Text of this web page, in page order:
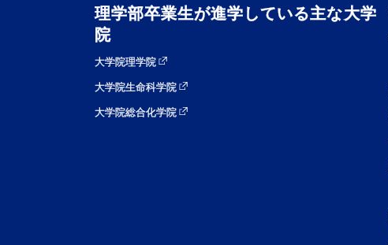
理学部卒業生が進学している主な大学
院
大学院理学院
大学院生命科学院
大学院総合化学院